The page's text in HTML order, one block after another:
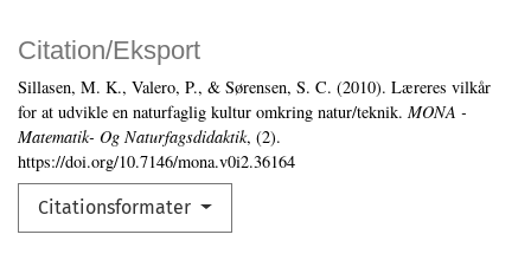
Citation/Eksport
Sillasen, M. K., Valero, P., & Sørensen, S. C. (2010). Læreres vilkår
for at udvikle en naturfaglig kultur omkring natur/teknik. MONA -
Matematik- Og Naturfagsdidaktik, (2).
https://doi.org/10.7146/mona.v0i2.36164
Citationsformater